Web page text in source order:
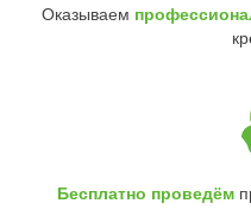
Оказываем
Бесплатно проведём